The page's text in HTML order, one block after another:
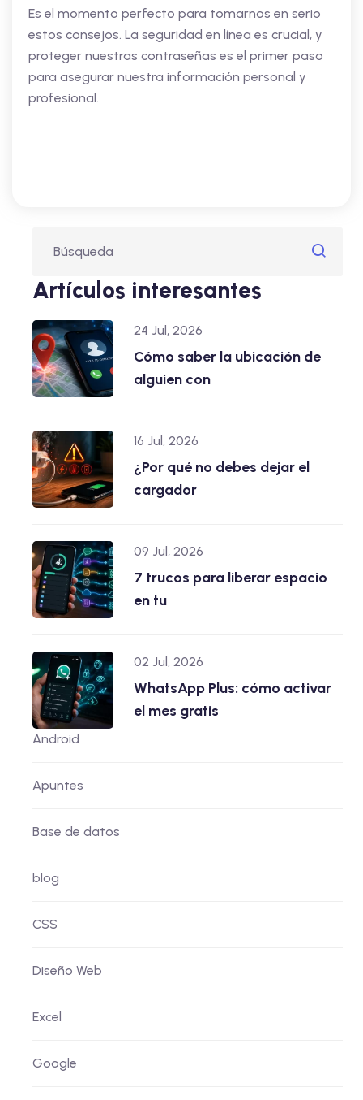
Es el momento perfecto para tomarnos en serio
estos consejos. La seguridad en línea es crucial, y
proteger nuestras contraseñas es el primer paso
para asegurar nuestra información personal y
profesional.
Artículos interesantes
24 Jul, 2026
Cómo saber la ubicación de
alguien con
16 Jul, 2026
¿Por qué no debes dejar el
cargador
09 Jul, 2026
7 trucos para liberar espacio
en tu
02 Jul, 2026
WhatsApp Plus: cómo activar
el mes gratis
Android
Apuntes
Base de datos
blog
CSS
Diseño Web
Excel
Google